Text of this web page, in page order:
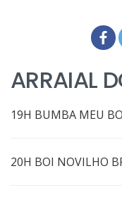
ARRAIAL
19H BUMBA MEU
20H BOI NOVILHO